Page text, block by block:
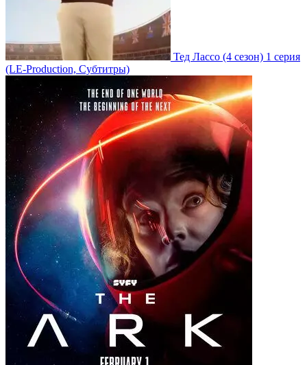
Тед Лассо (4 сезон) 1 серия
(LE-Production, Субтитры)